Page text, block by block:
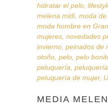
hidratar el pelo,
melena midi, moda de
moda hombre en
mujeres, novedades
invierno, peinados de
otoño, pelo, pelo
peluquería,
peluquería de mujer,
MEDIA